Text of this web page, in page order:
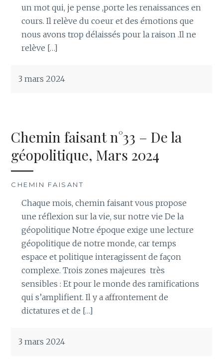
un mot qui, je pense ,porte les renaissances en
cours. Il relève du coeur et des émotions que
nous avons trop délaissés pour la raison .Il ne
relève […]
3 mars 2024
Chemin faisant n°33 – De la
géopolitique, Mars 2024
CHEMIN FAISANT
Chaque mois, chemin faisant vous propose
une réflexion sur la vie, sur notre vie De la
géopolitique Notre époque exige une lecture
géopolitique de notre monde, car temps
espace et politique interagissent de façon
complexe. Trois zones majeures très
sensibles : Et pour le monde des ramifications
qui s’amplifient. Il y a affrontement de
dictatures et de […]
3 mars 2024